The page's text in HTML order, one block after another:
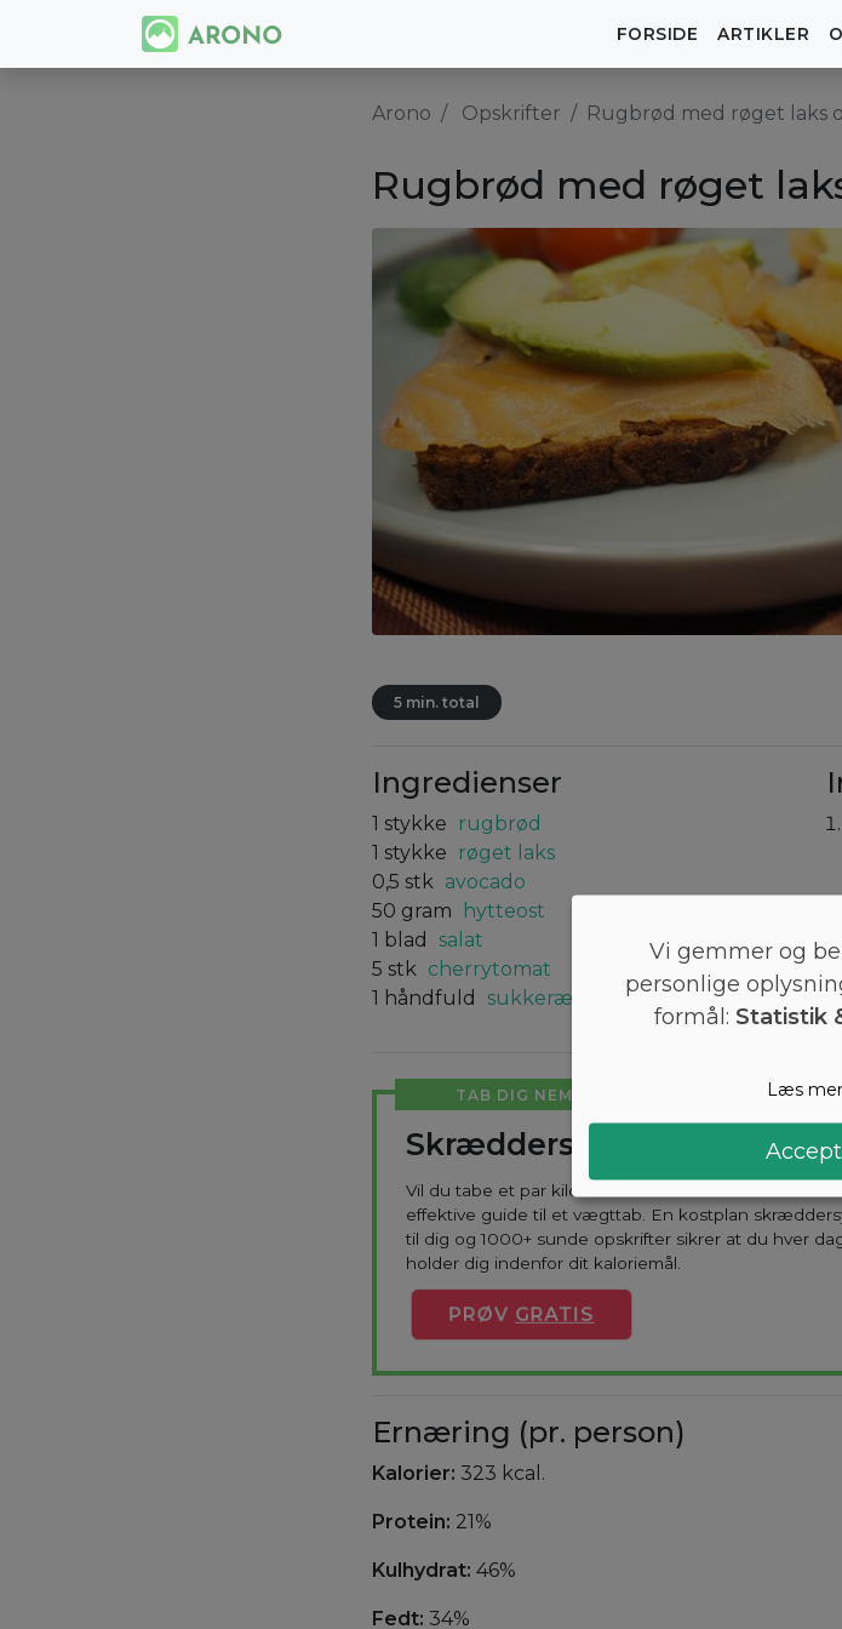
FORSIDE ARTIKLER
Arono Opskrifter Rugbrød med røget laks
Rugbrød med røget
5 min. total
Ingredienser
1 stykke
rugbrød
1 stykke
røget laks
0,5 stk avocado
50 gram
hytteost
1 blad
salat
5 stk cherrytomat
1 håndfuld sukkerærter
TAB DIG NEMT
Skræddersyet kostplan
Vil du tabe et par kilo? Med Arono får du den mest
effektive guide til et vægttab. En kostplan
til dig og 1000+ sunde opskrifter sikrer at du hver
holder dig indenfor dit kaloriemål.
PRØV GRATIS
Ernæring (pr. person)
Kalorier: 323 kcal.
Protein: 21%
Kulhydrat: 46%
Fedt: 34%
Vi gemmer og
personlige
formål: Statistik
Læs